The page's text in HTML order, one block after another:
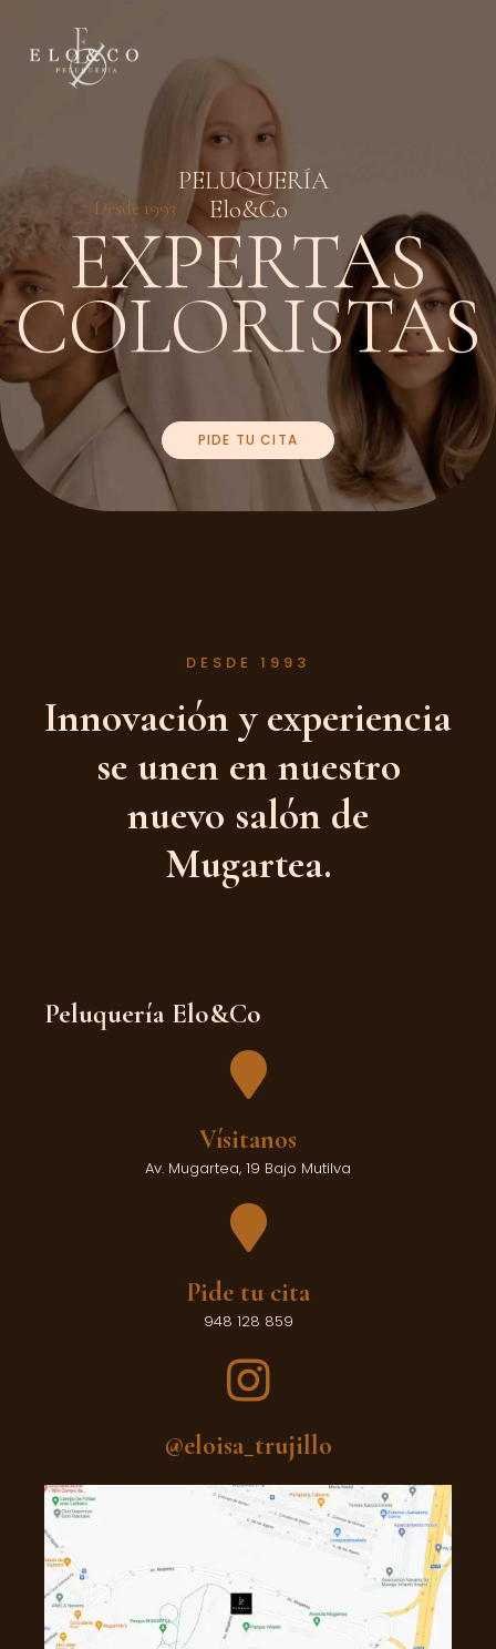
PELUQUERÍA
Elo&Co
EXPERTAS
Desde 1993
COLORISTAS
PIDE TU CITA
DESDE 1993
Innovación y experiencia
se unen en nuestro
nuevo salón de
Mugartea.
Peluquería Elo&Co
Vísitanos
Av. Mugartea, 19 Bajo Mutilva
Pide tu cita
948 128 859
@eloisa_trujillo